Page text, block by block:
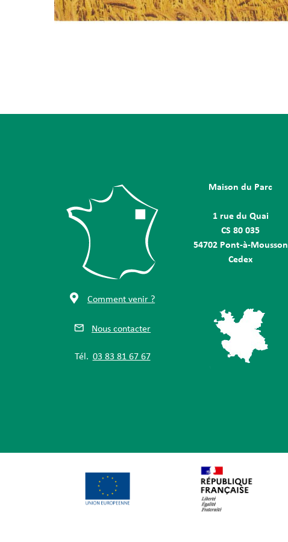
Comment venir ?
Nous contacter
Tél. 03 83 81 67 67
Maison du Parc
1 rue du Quai
CS 80 035
54702 Pont-à-Mousson
Cedex